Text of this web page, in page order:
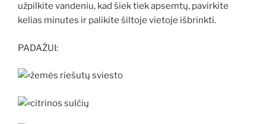
užpilkite vandeniu, kad šiek tiek apsemtų, pavirkite
kelias minutes ir palikite šiltoje vietoje išbrinkti.
PADAŽUI:
žemės riešutų sviesto
citrinos sulčių